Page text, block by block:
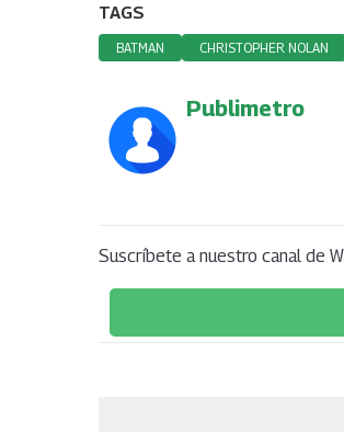
TAGS
BATMAN CHRISTOPHER NOLAN
Publimetro
Suscríbete a nuestro canal de